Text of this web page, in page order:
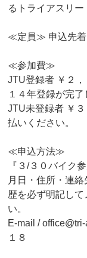
るトライアスリー
≪定員≫ 申込先着
≪参加費≫
JTU登録者 ￥２
１４年登録が完了
JTU未登録者 ￥
払いください。
≪申込方法≫
『３/３０バイク
月日・住所・連
歴を必ず明記し
い。
E-mail /
１８